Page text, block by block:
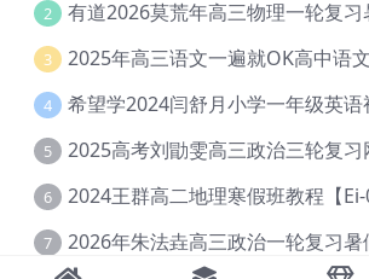
2
3
4
5
6 2024王群高二地理寒假班教程【Ei-
7 2026年朱法垚高三政治一轮复习暑